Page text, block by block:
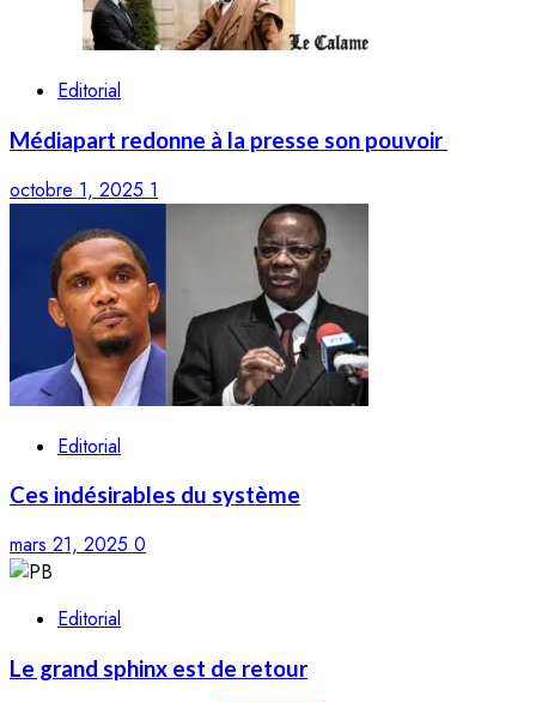
Editorial
Médiapart redonne à la presse son pouvoir
octobre 1, 2025 1
Editorial
Ces indésirables du système
mars 21, 2025 0
Editorial
Le grand sphinx est de retour